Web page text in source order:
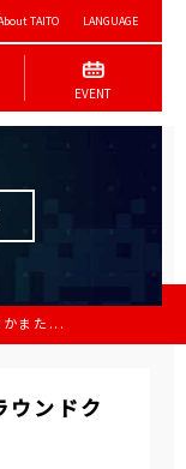
TAITO LANGUAGE
EVENT
また...
ンドク